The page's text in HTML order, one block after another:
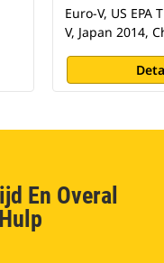
Euro-V, US EPA
V, Japan 2014,
En Overal